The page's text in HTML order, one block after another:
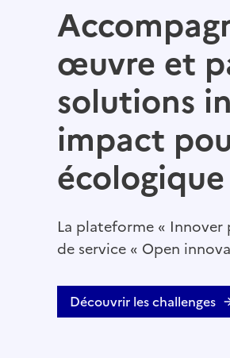
œuvre et
solutions
impact
écologique
La plateforme «
de service « Open
Découvrir les challenges